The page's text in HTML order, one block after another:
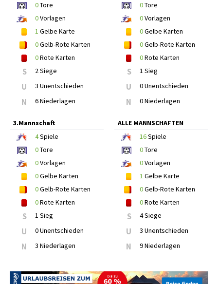
0Tore
0Vorlagen
1 Gelbe Karte
0Gelb-Rote Karten
0Rote Karten
S 2 Siege
U 3 Unentschieden
N 6 Niederlagen
0Tore
0Vorlagen
0Gelbe Karten
0Gelb-Rote Karten
0Rote Karten
S 1 Sieg
U 0 Unentschieden
N 0 Niederlagen
3.Mannschaft
4Spiele
0Tore
0Vorlagen
0Gelbe Karten
0Gelb-Rote Karten
0Rote Karten
S 1 Sieg
U 0 Unentschieden
N 3 Niederlagen
ALLE MANNSCHAFTEN
16Spiele
0Tore
0Vorlagen
1 Gelbe Karte
0Gelb-Rote Karten
0Rote Karten
S 4 Siege
U 3 Unentschieden
N 9 Niederlagen